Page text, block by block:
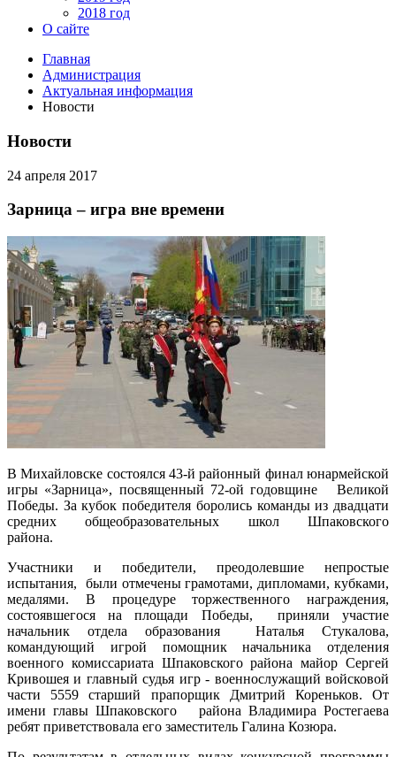
2018 год
О сайте
Главная
Администрация
Актуальная информация
Новости
Новости
24 апреля 2017
Зарница – игра вне времени
В Михайловске состоялся 43-й районный финал юнармейской
игры «Зарница», посвященный 72-ой годовщине Великой
Победы. За кубок победителя боролись команды из двадцати
средних общеобразовательных школ Шпаковского
района.
Участники и победители, преодолевшие непростые
испытания, были отмечены грамотами, дипломами, кубками,
медалями. В процедуре торжественного награждения,
состоявшегося на площади Победы, приняли участие
начальник отдела образования Наталья Стукалова,
командующий игрой помощник начальника отделения
военного комиссариата Шпаковского района майор Сергей
Кривошея и главный судья игр - военнослужащий войсковой
части 5559 старший прапорщик Дмитрий Кореньков. От
имени главы Шпаковского района Владимира Ростегаева
ребят приветствовала его заместитель Галина Козюра.